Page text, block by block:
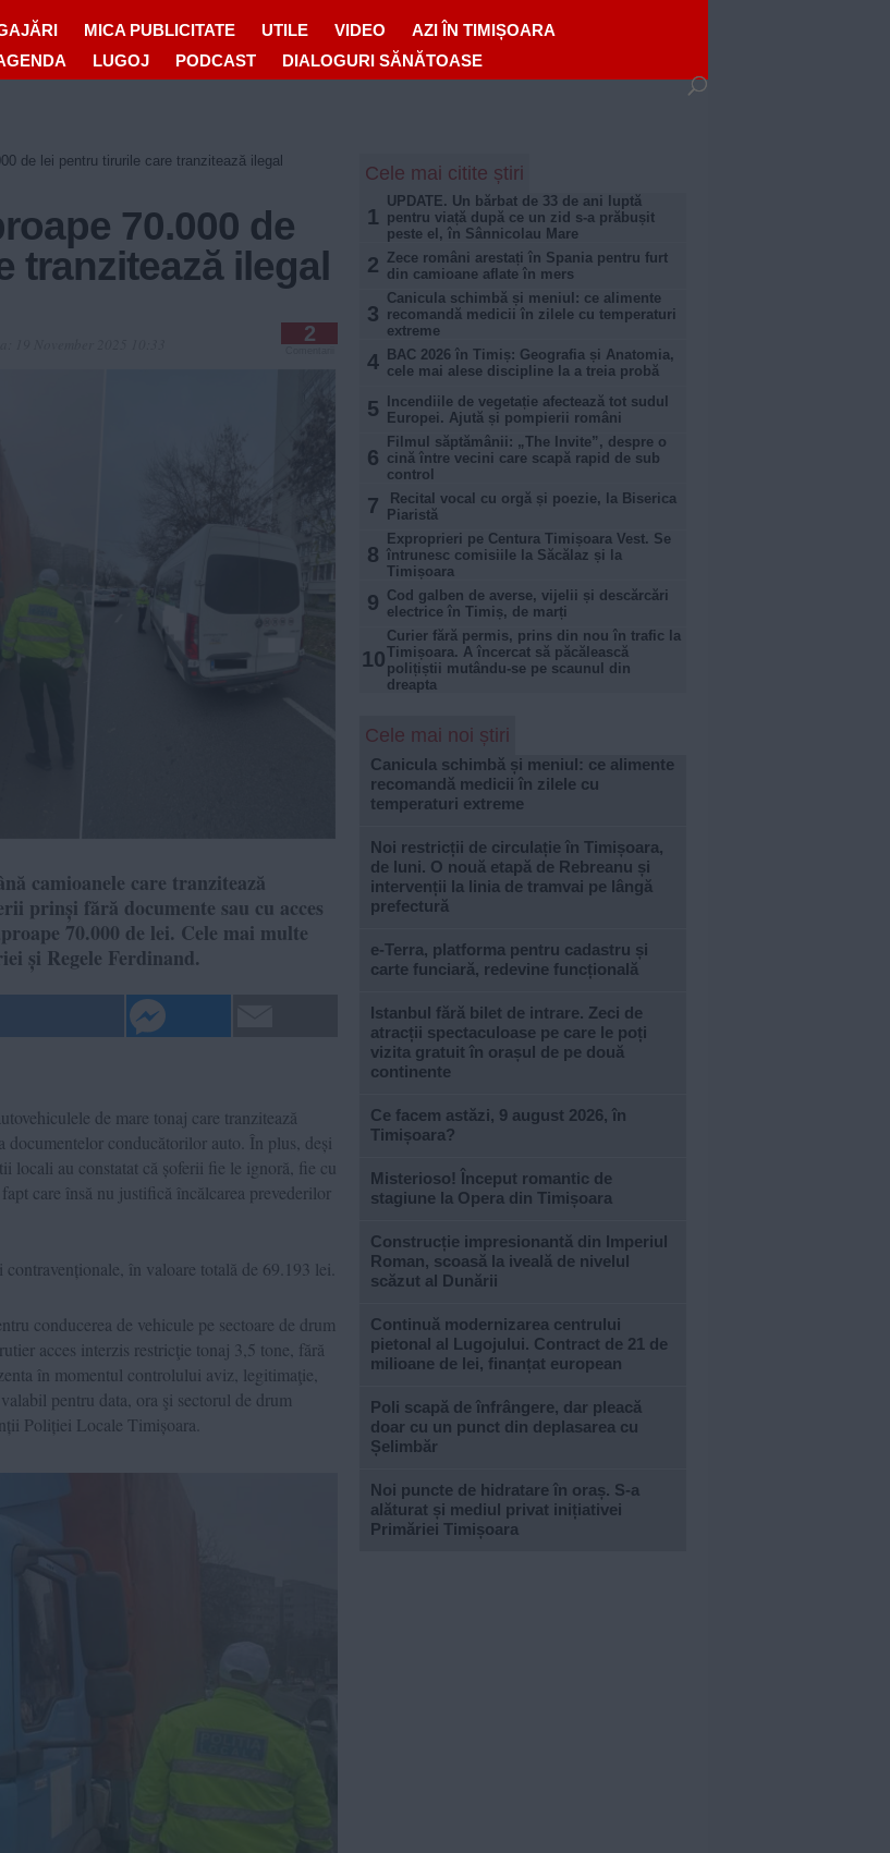
MICA PUBLICITATE UTILE VIDEO
AZI ÎN TIMIȘOARA
LUGOJ PODCAST DIALOGURI SĂNĂTOASE
de lei pentru tirurile care tranzitează ilegal
70.000 de
tranzitează ilegal
2
camioanele care tranzitează
prinși fără documente sau cu acces
70.000 de lei. Cele mai multe
și Regele Ferdinand.
de mare tonaj care tranzitează
conducătorilor auto. În plus, deși
locali au constatat că șoferii fie le ignoră, fie cu
care însă nu justifică încălcarea prevederilor
în valoare totală de 69.193 lei.
conducerea de vehicule pe sectoare de drum
acces interzis restricţie tonaj 3,5 tone, fără
în momentul controlului aviz, legitimaţie,
pentru data, ora şi sectorul de drum
Poliției Locale Timișoara.
Cele mai citite știri
1
UPDATE. Un bărbat de 33 de ani luptă
pentru viață după ce un zid s-a prăbușit
peste el, în Sânnicolau Mare
2 Zece români arestați în Spania pentru furt
din camioane aflate în mers
3
Canicula schimbă și meniul: ce alimente
recomandă medicii în zilele cu temperaturi
extreme
4
BAC 2026 în Timiș: Geografia și Anatomia,
cele mai alese discipline la a treia probă
5
Incendiile de vegetație afectează tot sudul
Europei. Ajută și pompierii români
6
Filmul săptămânii: „The Invite”, despre o
cină între vecini care scapă rapid de sub
control
7
Recital vocal cu orgă și poezie, la Biserica
Piaristă
8
Exproprieri pe Centura Timișoara Vest. Se
întrunesc comisiile la Săcălaz și la
Timișoara
9 Cod galben de averse, vijelii și descărcări
electrice în Timiș, de marți
10
Curier fără permis, prins din nou în trafic la
Timișoara. A încercat să păcălească
polițiștii mutându-se pe scaunul din
dreapta
Cele mai noi știri
Canicula schimbă și meniul: ce alimente
recomandă medicii în zilele cu
temperaturi extreme
Noi restricții de circulație în Timișoara,
de luni. O nouă etapă de Rebreanu și
intervenții la linia de tramvai pe lângă
prefectură
e-Terra, platforma pentru cadastru și
carte funciară, redevine funcțională
Istanbul fără bilet de intrare. Zeci de
atracții spectaculoase pe care le poți
vizita gratuit în orașul de pe două
continente
Ce facem astăzi, 9 august 2026, în
Timișoara?
Misterioso! Început romantic de
stagiune la Opera din Timișoara
Construcție impresionantă din Imperiul
Roman, scoasă la iveală de nivelul
scăzut al Dunării
Continuă modernizarea centrului
pietonal al Lugojului. Contract de 21 de
milioane de lei, finanțat european
Poli scapă de înfrângere, dar pleacă
doar cu un punct din deplasarea cu
Șelimbăr
Noi puncte de hidratare în oraș. S-a
alăturat și mediul privat inițiativei
Primăriei Timișoara